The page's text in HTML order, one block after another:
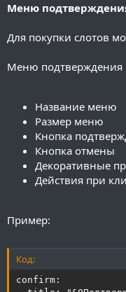
Меню
Для покупки слотов
Меню подтверждения
Название меню
Размер меню
Кнопка
Кнопка отмены
Декоративные
Действия при
Пример:
Код:
confirm: